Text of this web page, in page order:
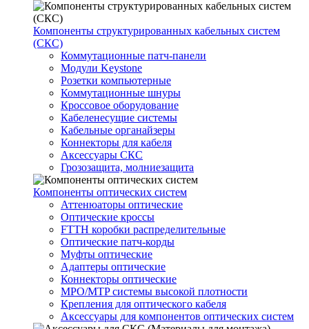
Компоненты структурированных кабельных систем
(СКС)
Коммутационные патч-панели
Модули Keystone
Розетки компьютерные
Коммутационные шнуры
Кроссовое оборудование
Кабеленесущие системы
Кабельные органайзеры
Коннекторы для кабеля
Аксессуары СКС
Грозозащита, молниезащита
Компоненты оптических систем
Аттенюаторы оптические
Оптические кроссы
FTTH коробки распределительные
Оптические патч-корды
Муфты оптические
Адаптеры оптические
Коннекторы оптические
MPO/MTP системы высокой плотности
Крепления для оптического кабеля
Аксессуары для компонентов оптических систем